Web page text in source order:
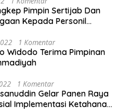
Pimpin Sertijab Dan
Kepada Personil
1 Komentar
Widodo Terima Pimpinan
1 Komentar
Panen Raya
Implementasi Ketahanan